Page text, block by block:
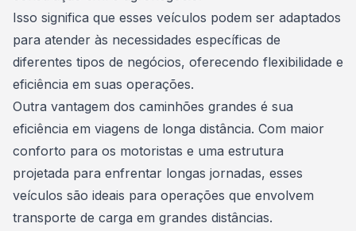
Isso significa que esses veículos podem ser adaptados
para atender às necessidades específicas de
diferentes tipos de negócios, oferecendo flexibilidade e
eficiência em suas operações.
Outra vantagem dos caminhões grandes é sua
eficiência em viagens de longa distância. Com maior
conforto para os motoristas e uma estrutura
projetada para enfrentar longas jornadas, esses
veículos são ideais para operações que envolvem
transporte de carga em grandes distâncias.